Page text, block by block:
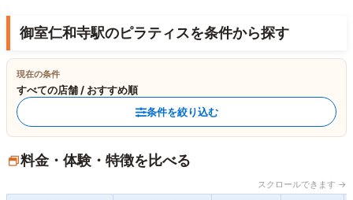
御室仁和寺駅のピラティスを条件から探す
現在の条件
すべての店舗 / おすすめ順
条件を絞り込む
料金・体験・特徴を比べる
スクロールできます →